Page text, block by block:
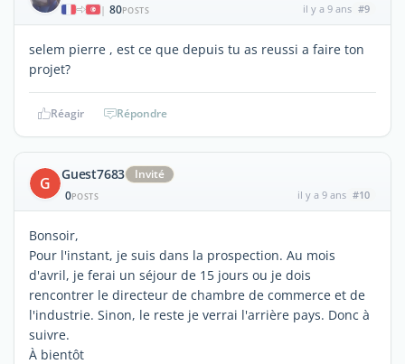
| 80POSTS il y a 9 ans #9
selem pierre , est ce que depuis tu as reussi a faire ton
projet?
Réagir Répondre
G Guest7683
Invité
0POSTS il y a 9 ans #10
Bonsoir,
Pour l'instant, je suis dans la prospection. Au mois
d'avril, je ferai un séjour de 15 jours ou je dois
rencontrer le directeur de chambre de commerce et de
l'industrie. Sinon, le reste je verrai l'arrière pays. Donc à
suivre.
À bientôt